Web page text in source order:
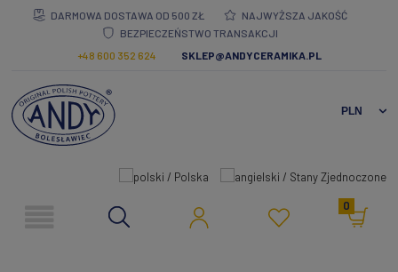
DARMOWA DOSTAWA OD 500 ZŁ
NAJWYŻSZA JAKOŚĆ
BEZPIECZEŃSTWO TRANSAKCJI
+48 600 352 624
SKLEP@ANDYCERAMIKA.PL
0